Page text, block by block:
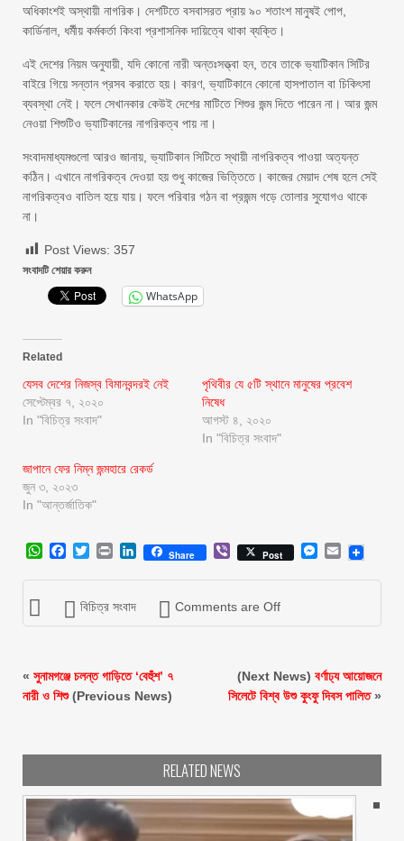
অধিকাংশই অস্থায়ী নাগরিক। দেশটিতে বসবাসরত প্রায় ৯০ শতাংশ মানুষই পোপ,
কার্ডিনাল, ধর্মীয় কর্মকর্তা কিংবা প্রশাসনিক দায়িত্বে থাকা ব্যক্তি।
এই দেশের নিয়ম অনুযায়ী, যদি কোনো নারী অন্তঃসত্ত্বা হন, তবে তাকে ভ্যাটিকান সিটির
বাইরে গিয়ে সন্তান প্রসব করাতে হয়। কারণ, ভ্যাটিকানে কোনো হাসপাতাল বা চিকিৎসা
ব্যবস্থা নেই। ফলে সেখানকার কেউই দেশের মাটিতে শিশুর জন্ম দিতে পারেন না। আর জন্ম
নেওয়া শিশুটিও ভ্যাটিকানের নাগরিকত্ব পায় না।
সংবাদমাধ্যমগুলো আরও জানায়, ভ্যাটিকান সিটিতে স্থায়ী নাগরিকত্ব পাওয়া অত্যন্ত
কঠিন। এখানে নাগরিকত্ব দেওয়া হয় শুধু কাজের ভিত্তিতে। কাজের মেয়াদ শেষ হলে সেই
নাগরিকত্বও বাতিল হয়ে যায়। ফলে পরিবার গঠন বা প্রজন্ম গড়ে তোলার সুযোগও থাকে
না।
Post Views: 357
সংবাদটি শেয়ার করুন
WhatsApp
Related
যেসব দেশের নিজস্ব বিমানবন্দরই নেই
সেপ্টেম্বর ৭, ২০২০
In "বিচিত্র সংবাদ"
পৃথিবীর যে ৫টি স্থানে মানুষের প্রবেশ
নিষেধ
আগস্ট ৪, ২০২০
In "বিচিত্র সংবাদ"
জাপানে ফের নিম্ন জন্মহারে রেকর্ড
জুন ৩, ২০২৩
In "আন্তর্জাতিক"
WhatsApp
Facebook
Twitter
Print LinkedIn
Share ViberPost Messenger
Email
বিচিত্র সংবাদ Comments are Off
« সুনামগঞ্জে চলন্ত গাড়িতে ‘বেহুঁশ’ ৭
নারী ও শিশু(Previous News)
(Next News) বর্ণাঢ্য আয়োজনে
সিলেটে বিশ্ব উশু কুংফু দিবস পালিত»
RELATED NEWS